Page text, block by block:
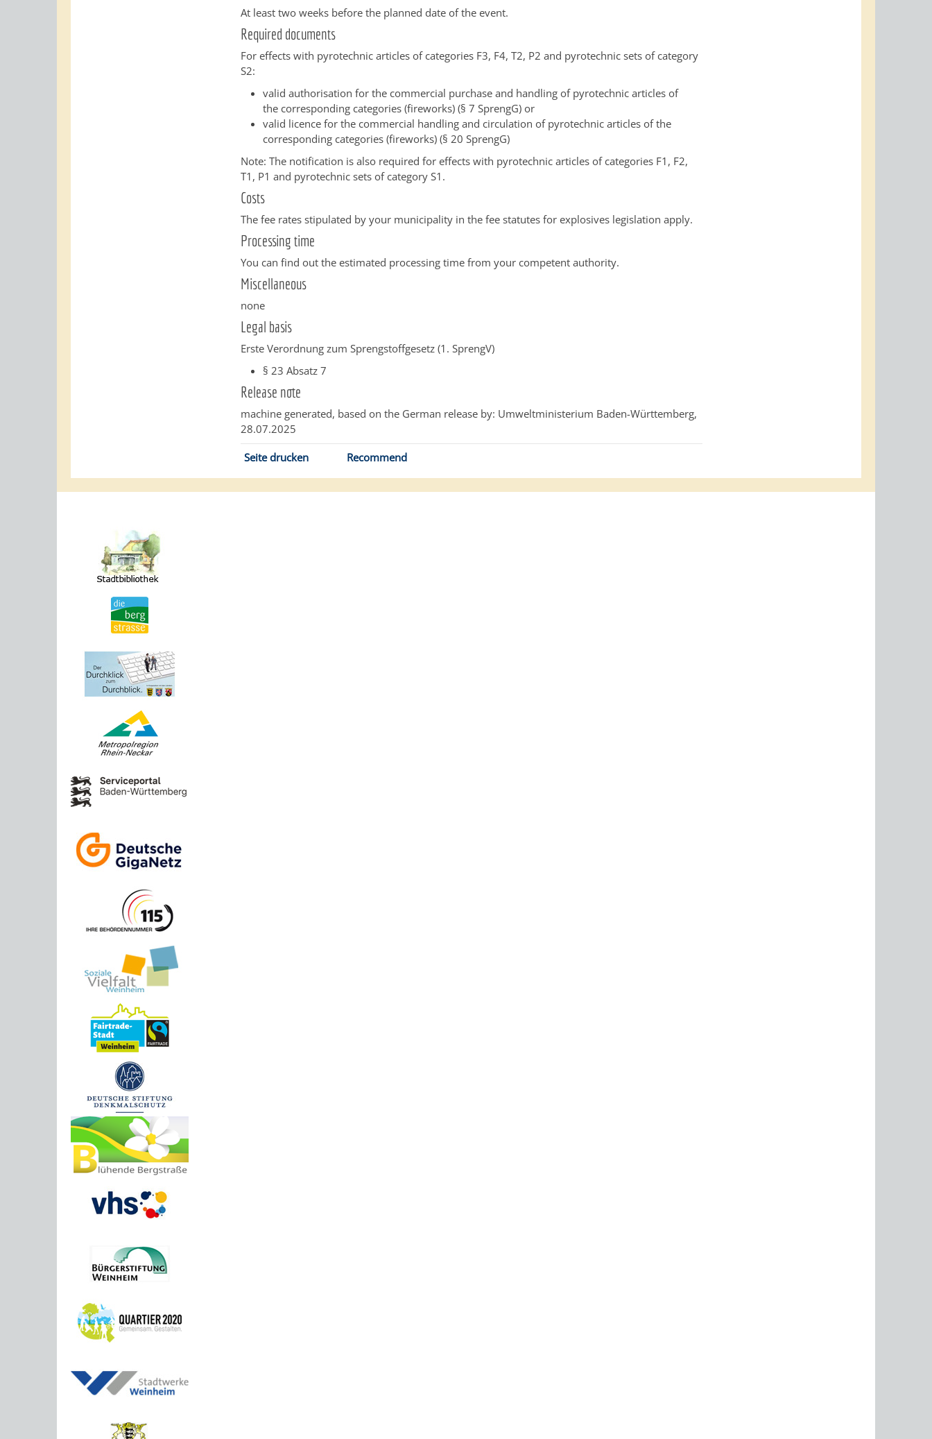
At least two weeks before the planned date of the event.
Required documents
For effects with pyrotechnic articles of categories F3, F4, T2, P2 and pyrotechnic sets of category
S2:
valid authorisation for the commercial purchase and handling of pyrotechnic articles of
the corresponding categories (fireworks) (§ 7 SprengG) or
valid licence for the commercial handling and circulation of pyrotechnic articles of the
corresponding categories (fireworks) (§ 20 SprengG)
Note: The notification is also required for effects with pyrotechnic articles of categories F1, F2,
T1, P1 and pyrotechnic sets of category S1.
Costs
The fee rates stipulated by your municipality in the fee statutes for explosives legislation apply.
Processing time
You can find out the estimated processing time from your competent authority.
Miscellaneous
none
Legal basis
Erste Verordnung zum Sprengstoffgesetz (1. SprengV)
§ 23 Absatz 7
Release note
machine generated, based on the German release by: Umweltministerium Baden-Württemberg,
28.07.2025
Seite drucken Recommend